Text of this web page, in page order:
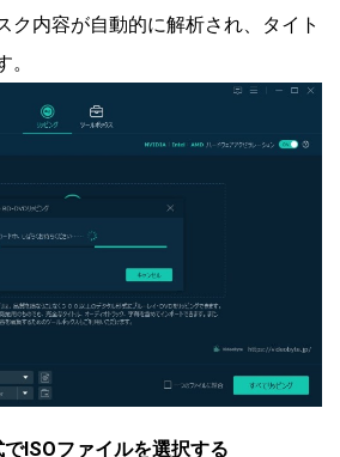
ク内容が自動的に解析され、タイト
ISOファイルを選択する